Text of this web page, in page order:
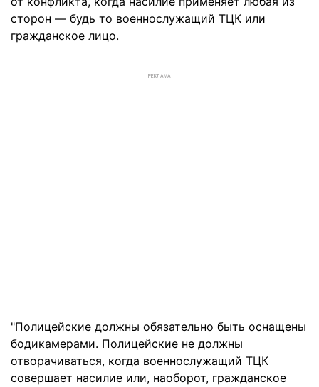
сторон — будь то военнослужащий ТЦК или
гражданское лицо.
РЕКЛАМА
"Полицейские должны обязательно быть оснащены
бодикамерами. Полицейские не должны
отворачиваться, когда военнослужащий ТЦК
совершает насилие или, наоборот, гражданское